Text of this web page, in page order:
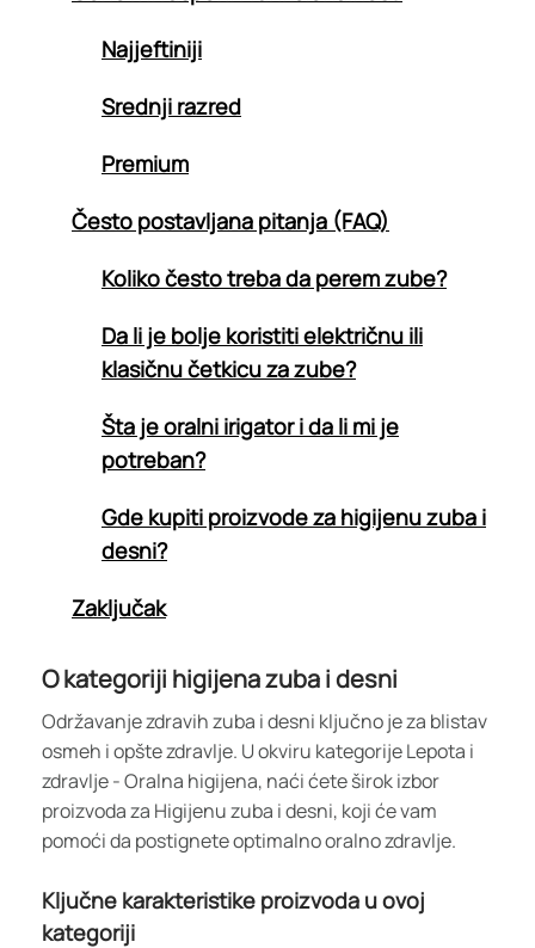
Najjeftiniji
Srednji razred
Premium
Često postavljana pitanja (FAQ)
Koliko često treba da perem zube?
Da li je bolje koristiti električnu ili
klasičnu četkicu za zube?
Šta je oralni irigator i da li mi je
potreban?
Gde kupiti proizvode za higijenu zuba i
desni?
Zaključak
O kategoriji higijena zuba i desni
Održavanje zdravih zuba i desni ključno je za blistav
osmeh i opšte zdravlje. U okviru kategorije Lepota i
zdravlje - Oralna higijena, naći ćete širok izbor
proizvoda za Higijenu zuba i desni, koji će vam
pomoći da postignete optimalno oralno zdravlje.
Ključne karakteristike proizvoda u ovoj
kategoriji